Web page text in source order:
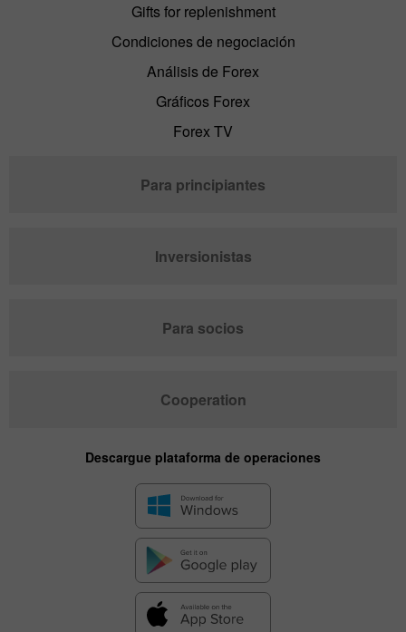
Gifts for replenishment
Condiciones de negociación
Análisis de Forex
Gráficos Forex
Forex TV
Para principiantes
Inversionistas
Para socios
Cooperation
Descargue plataforma de operaciones